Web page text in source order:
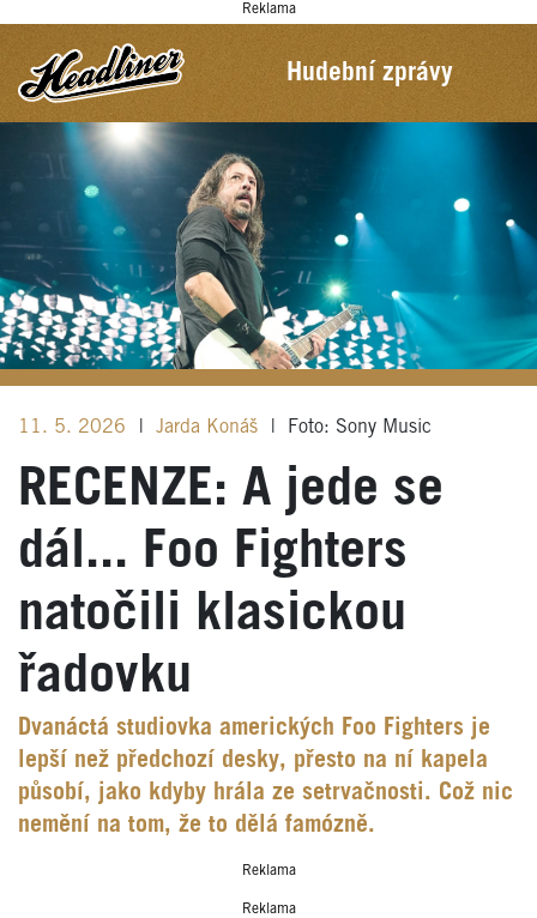
Reklama
Hudební zprávy
11. 5. 2026 Jarda Konáš Foto: Sony Music
RECENZE: A jede se
dál... Foo Fighters
natočili klasickou
řadovku
Dvanáctá studiovka amerických Foo Fighters je
lepší než předchozí desky, přesto na ní kapela
působí, jako kdyby hrála ze setrvačnosti. Což nic
nemění na tom, že to dělá famózně.
Reklama
Reklama